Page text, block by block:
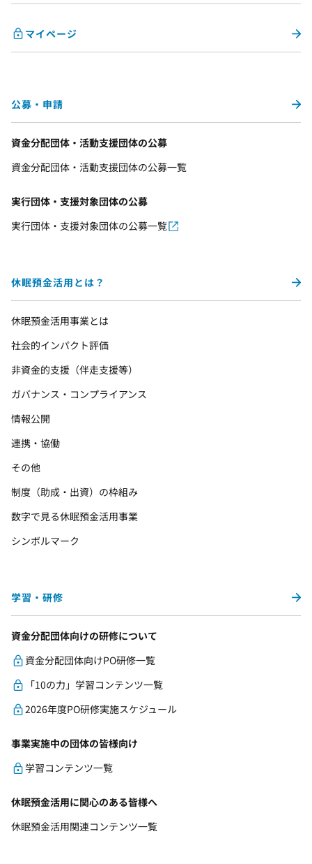
マイページ
公募・申請
資金分配団体・活動支援団体の公募
資金分配団体・活動支援団体の公募一覧
実行団体・支援対象団体の公募
実行団体・支援対象団体の公募一覧
休眠預金活用とは？
休眠預金活用事業とは
社会的インパクト評価
非資金的支援（伴走支援等）
ガバナンス・コンプライアンス
情報公開
連携・協働
その他
制度（助成・出資）の枠組み
数字で見る休眠預金活用事業
シンボルマーク
学習・研修
資金分配団体向けの研修について
資金分配団体向けPO研修一覧
「10の力」学習コンテンツ一覧
2026年度PO研修実施スケジュール
事業実施中の団体の皆様向け
学習コンテンツ一覧
休眠預金活用に関心のある皆様へ
休眠預金活用関連コンテンツ一覧